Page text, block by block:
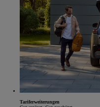
Tariferweiterungen